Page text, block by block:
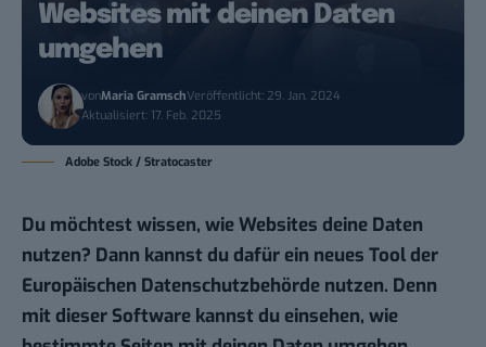
Websites mit deinen Daten
umgehen
vonMaria GramschVeröffentlicht: 29. Jan. 2024
Aktualisiert: 17. Feb. 2025
Adobe Stock / Stratocaster
Du möchtest wissen, wie Websites deine Daten
nutzen? Dann kannst du dafür ein neues Tool der
Europäischen Datenschutzbehörde nutzen. Denn
mit dieser Software kannst du einsehen, wie